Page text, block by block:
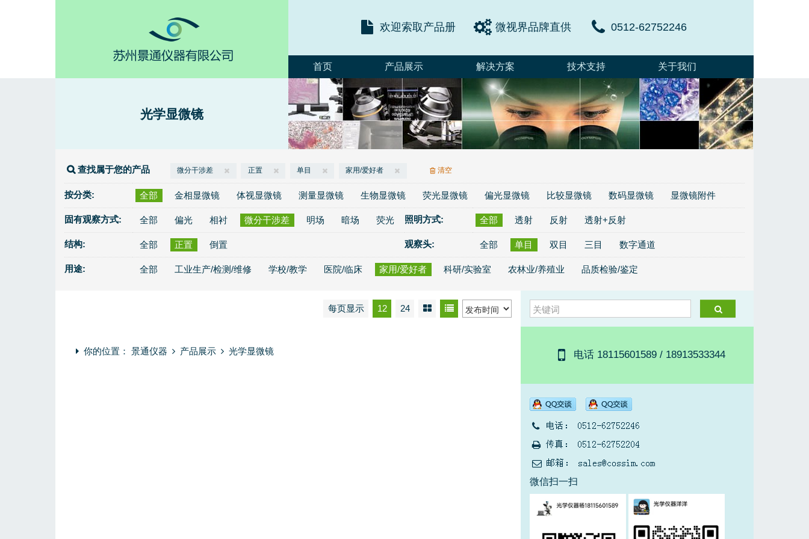
欢迎索取产品册 微视界品牌直供 0512-62752246
首页 产品展示 解决方案 技术支持 关于我们
光学显微镜
查找属于您的产品 微分干涉差 正置 单目 家用/爱好者 清空
按分类: 全部 金相显微镜 体视显微镜 测量显微镜 生物显微镜 荧光显微镜 偏光显微镜 比较显微镜 数码显微镜 显微镜附件
固有观察方式: 全部 偏光 相衬 微分干涉差 明场 暗场 荧光 照明方式: 全部 透射 反射 透射+反射
结构: 全部 正置 倒置 观察头: 全部 单目 双目 三目 数字通道
用途: 全部 工业生产/检测/维修 学校/教学 医院/临床 家用/爱好者 科研/实验室 农林业/养殖业 品质检验/鉴定
每页显示 12 24
你的位置： 景通仪器 产品展示 光学显微镜 电话 18115601589 / 18913533344
微信扫一扫